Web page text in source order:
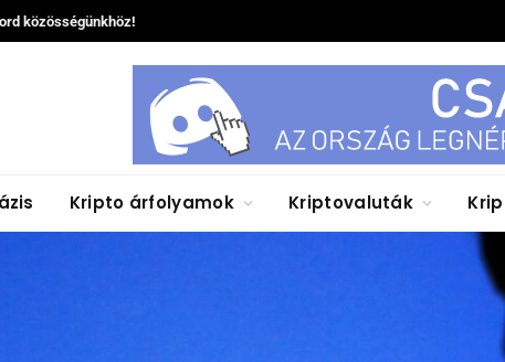
közösségünkhöz!
Kripto árfolyamok Kriptovaluták